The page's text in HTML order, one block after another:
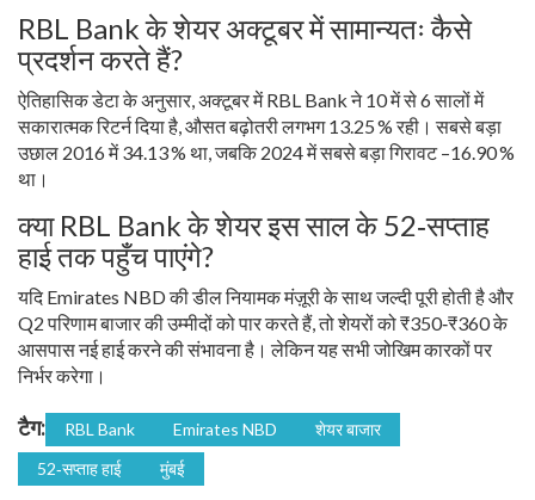
RBL Bank के शेयर अक्टूबर में सामान्यतः कैसे
प्रदर्शन करते हैं?
ऐतिहासिक डेटा के अनुसार, अक्टूबर में RBL Bank ने 10 में से 6 सालों में
सकारात्मक रिटर्न दिया है, औसत बढ़ोतरी लगभग 13.25 % रही। सबसे बड़ा
उछाल 2016 में 34.13 % था, जबकि 2024 में सबसे बड़ा गिरावट –16.90 %
था।
क्या RBL Bank के शेयर इस साल के 52‑सप्ताह
हाई तक पहुँच पाएंगे?
यदि Emirates NBD की डील नियामक मंज़ूरी के साथ जल्दी पूरी होती है और
Q2 परिणाम बाजार की उम्मीदों को पार करते हैं, तो शेयरों को ₹350‑₹360 के
आसपास नई हाई करने की संभावना है। लेकिन यह सभी जोखिम कारकों पर
निर्भर करेगा।
टैग: RBL Bank Emirates NBD
शेयर बाजार
52‑सप्ताह हाई
मुंबई